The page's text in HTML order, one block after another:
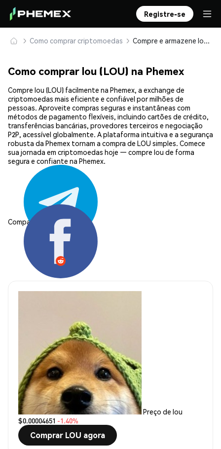
Registre-se
Como comprar criptomoedas Compre e armazene lou (LOU) com segurança
Como comprar lou (LOU) na Phemex
Compre lou (LOU) facilmente na Phemex, a exchange de
criptomoedas mais eficiente e confiável por milhões de
pessoas. Aproveite compras seguras e instantâneas com
métodos de pagamento flexíveis, incluindo cartões de crédito,
transferências bancárias, provedores terceiros e negociação
P2P, acessível globalmente. A plataforma intuitiva e a segurança
robusta da Phemex tornam a compra de LOU simples. Comece
sua jornada em criptomoedas hoje — compre lou de forma
segura e confiante na Phemex.
Compartilhar:
Preço de lou
$0.00004651 -1.40%
Comprar LOU agora